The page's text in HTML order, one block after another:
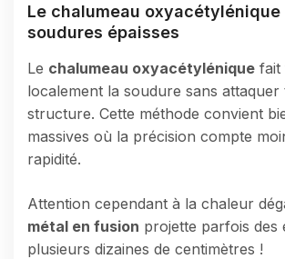
Le chalumeau oxyacétylénique
soudures épaisses
Le chalumeau oxyacétylénique fait
localement la soudure sans attaquer
structure. Cette méthode convient
massives où la précision compte
rapidité.
Attention cependant à la chaleur
métal en fusion projette parfois des
plusieurs dizaines de centimètres !